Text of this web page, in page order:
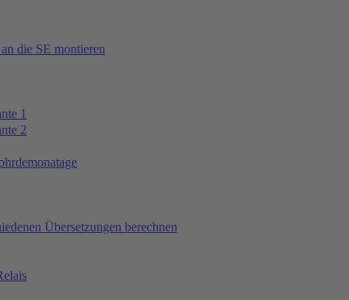
die SE montieren
1
2
Übersetzungen berechnen